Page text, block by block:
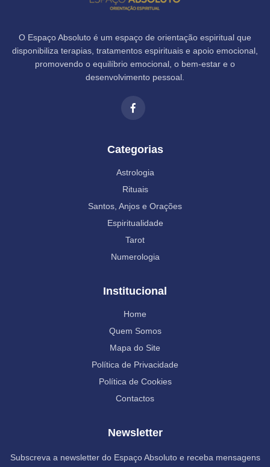
O Espaço Absoluto é um espaço de orientação espiritual que
disponibiliza terapias, tratamentos espirituais e apoio emocional,
promovendo o equilíbrio emocional, o bem-estar e o
desenvolvimento pessoal.
Categorias
Astrologia
Rituais
Santos, Anjos e Orações
Espiritualidade
Tarot
Numerologia
Institucional
Home
Quem Somos
Mapa do Site
Política de Privacidade
Política de Cookies
Contactos
Newsletter
Subscreva a newsletter do Espaço Absoluto e receba mensagens